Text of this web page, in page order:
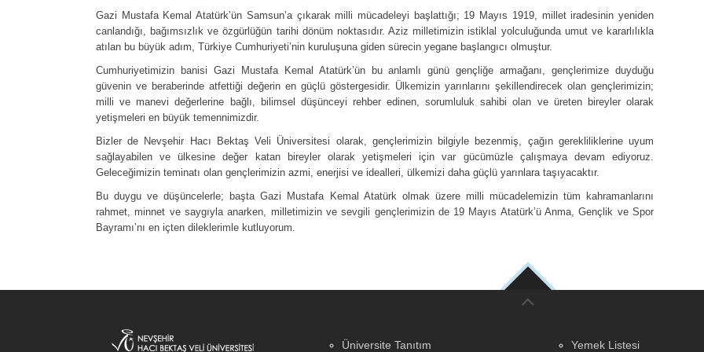
Gazi Mustafa Kemal Atatürk’ün Samsun’a çıkarak milli mücadeleyi başlattığı; 19 Mayıs 1919, millet iradesinin yeniden
canlandığı, bağımsızlık ve özgürlüğün tarihi dönüm noktasıdır. Aziz milletimizin istiklal yolculuğunda umut ve kararlılıkla
atılan bu büyük adım, Türkiye Cumhuriyeti’nin kuruluşuna giden sürecin yegane başlangıcı olmuştur.
Cumhuriyetimizin banisi Gazi Mustafa Kemal Atatürk’ün bu anlamlı günü gençliğe armağanı, gençlerimize duyduğu
güvenin ve beraberinde atfettiği değerin en güçlü göstergesidir. Ülkemizin yarınlarını şekillendirecek olan gençlerimizin;
milli ve manevi değerlerine bağlı, bilimsel düşünceyi rehber edinen, sorumluluk sahibi olan ve üreten bireyler olarak
yetişmeleri en büyük temennimizdir.
Bizler de Nevşehir Hacı Bektaş Veli Üniversitesi olarak, gençlerimizin bilgiyle bezenmiş, çağın gerekliliklerine uyum
sağlayabilen ve ülkesine değer katan bireyler olarak yetişmeleri için var gücümüzle çalışmaya devam ediyoruz.
Geleceğimizin teminatı olan gençlerimizin azmi, enerjisi ve idealleri, ülkemizi daha güçlü yarınlara taşıyacaktır.
Bu duygu ve düşüncelerle; başta Gazi Mustafa Kemal Atatürk olmak üzere milli mücadelemizin tüm kahramanlarını
rahmet, minnet ve saygıyla anarken, milletimizin ve sevgili gençlerimizin de 19 Mayıs Atatürk’ü Anma, Gençlik ve Spor
Bayramı’nı en içten dileklerimle kutluyorum.
Üniversite Tanıtım Yemek Listesi